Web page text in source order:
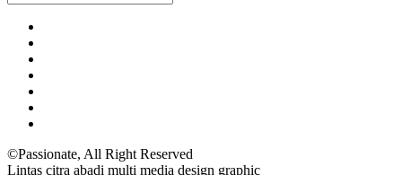
©Passionate, All Right Reserved
Lintas citra abadi multi media design graphic